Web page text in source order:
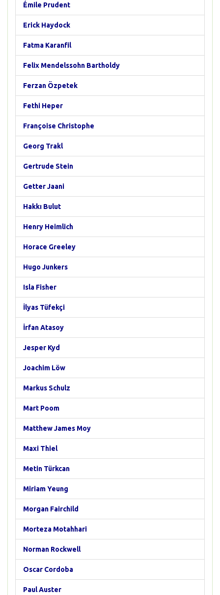
Émile Prudent
Erick Haydock
Fatma Karanfil
Felix Mendelssohn Bartholdy
Ferzan Özpetek
Fethi Heper
Françoise Christophe
Georg Trakl
Gertrude Stein
Getter Jaani
Hakkı Bulut
Henry Heimlich
Horace Greeley
Hugo Junkers
Isla Fisher
İlyas Tüfekçi
İrfan Atasoy
Jesper Kyd
Joachim Löw
Markus Schulz
Mart Poom
Matthew James Moy
Maxi Thiel
Metin Türkcan
Miriam Yeung
Morgan Fairchild
Morteza Motahhari
Norman Rockwell
Oscar Cordoba
Paul Auster